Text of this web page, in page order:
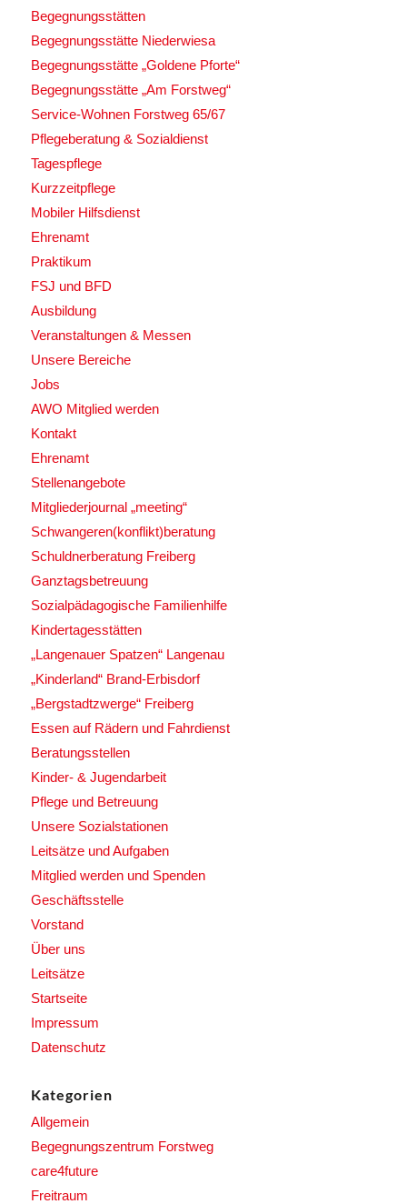
Begegnungsstätten
Begegnungsstätte Niederwiesa
Begegnungsstätte „Goldene Pforte“
Begegnungsstätte „Am Forstweg“
Service-Wohnen Forstweg 65/67
Pflegeberatung & Sozialdienst
Tagespflege
Kurzzeitpflege
Mobiler Hilfsdienst
Ehrenamt
Praktikum
FSJ und BFD
Ausbildung
Veranstaltungen & Messen
Unsere Bereiche
Jobs
AWO Mitglied werden
Kontakt
Ehrenamt
Stellenangebote
Mitgliederjournal „meeting“
Schwangeren(konflikt)beratung
Schuldnerberatung Freiberg
Ganztagsbetreuung
Sozialpädagogische Familienhilfe
Kindertagesstätten
„Langenauer Spatzen“ Langenau
„Kinderland“ Brand-Erbisdorf
„Bergstadtzwerge“ Freiberg
Essen auf Rädern und Fahrdienst
Beratungsstellen
Kinder- & Jugendarbeit
Pflege und Betreuung
Unsere Sozialstationen
Leitsätze und Aufgaben
Mitglied werden und Spenden
Geschäftsstelle
Vorstand
Über uns
Leitsätze
Startseite
Impressum
Datenschutz
Kategorien
Allgemein
Begegnungszentrum Forstweg
care4future
Freitraum